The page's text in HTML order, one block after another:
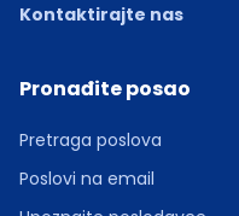
Kontaktirajte nas
Pronađite posao
Pretraga poslova
Poslovi na email